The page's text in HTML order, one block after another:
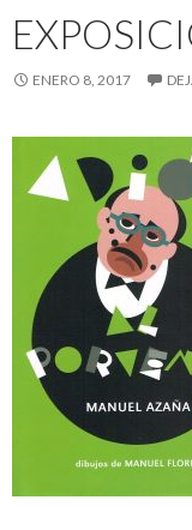
ENERO 8, 2017